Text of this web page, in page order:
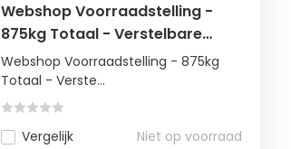
Webshop Voorraadstelling -
875kg Totaal - Verstelbare
Schappen - 180cm
Webshop Voorraadstelling - 875kg
Totaal - Verste...
Vergelijk Niet op voorraad